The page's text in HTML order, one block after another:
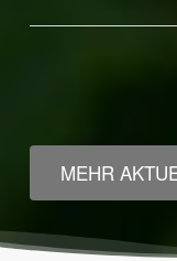
MEHR